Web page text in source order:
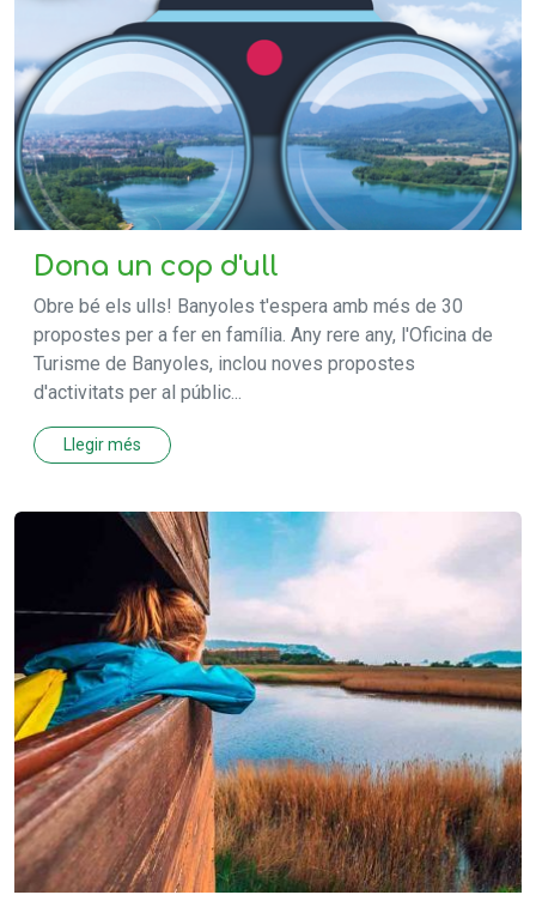
Dona un cop d'ull
Obre bé els ulls! Banyoles t'espera amb més de 30
propostes per a fer en família. Any rere any, l'Oficina de
Turisme de Banyoles, inclou noves propostes
d'activitats per al públic...
Llegir més